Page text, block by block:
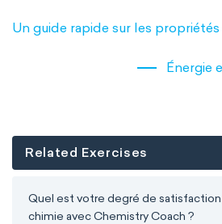
Photometric SI Derived Units
Thermodynamic SI Derived
Un guide rapide sur les propriétés
Énergie
Related Exercises
Quel est votre degré de satisfaction
chimie avec Chemistry Coach ?